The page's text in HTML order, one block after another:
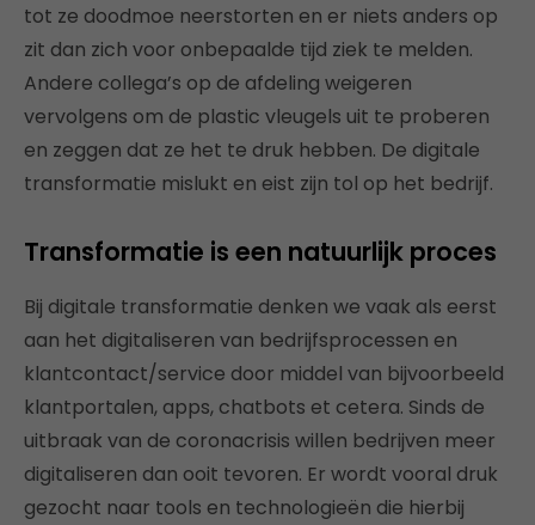
tot ze doodmoe neerstorten en er niets anders op
zit dan zich voor onbepaalde tijd ziek te melden.
Andere collega’s op de afdeling weigeren
vervolgens om de plastic vleugels uit te proberen
en zeggen dat ze het te druk hebben. De digitale
transformatie mislukt en eist zijn tol op het bedrijf.
Transformatie is een natuurlijk proces
Bij digitale transformatie denken we vaak als eerst
aan het digitaliseren van bedrijfsprocessen en
klantcontact/service door middel van bijvoorbeeld
klantportalen, apps, chatbots et cetera. Sinds de
uitbraak van de coronacrisis willen bedrijven meer
digitaliseren dan ooit tevoren. Er wordt vooral druk
gezocht naar tools en technologieën die hierbij